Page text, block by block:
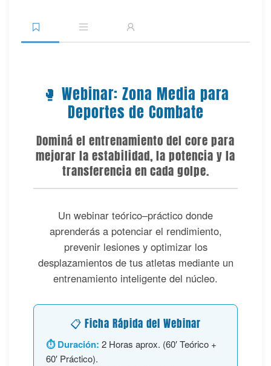
🥊 Webinar: Zona Media para
Deportes de Combate
Dominá el entrenamiento del core para
mejorar la estabilidad, la potencia y la
transferencia en cada golpe.
Un webinar teórico–práctico donde
aprenderás a potenciar el rendimiento,
prevenir lesiones y optimizar los
desplazamientos de tus atletas mediante un
entrenamiento inteligente del núcleo.
📋 Ficha Rápida del Webinar
⏱️ Duración: 2 Horas aprox. (60′ Teórico +
60′ Práctico).